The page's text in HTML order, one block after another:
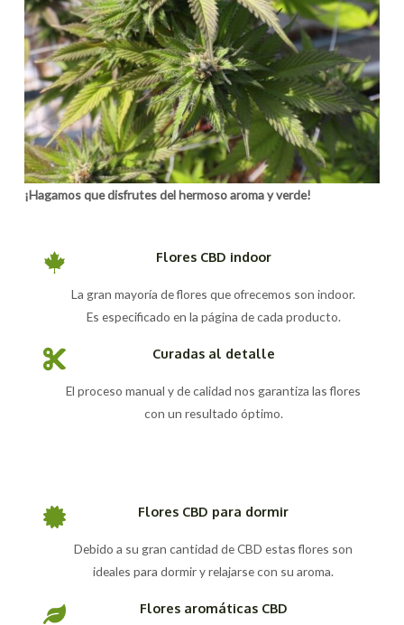
¡Hagamos que disfrutes del hermoso aroma y verde!
Flores CBD indoor
La gran mayoría de flores que ofrecemos son indoor.
Es especificado en la página de cada producto.
Curadas al detalle
El proceso manual y de calidad nos garantiza las flores
con un resultado óptimo.
Flores CBD para dormir
Debido a su gran cantidad de CBD estas flores son
ideales para dormir y relajarse con su aroma.
Flores aromáticas CBD